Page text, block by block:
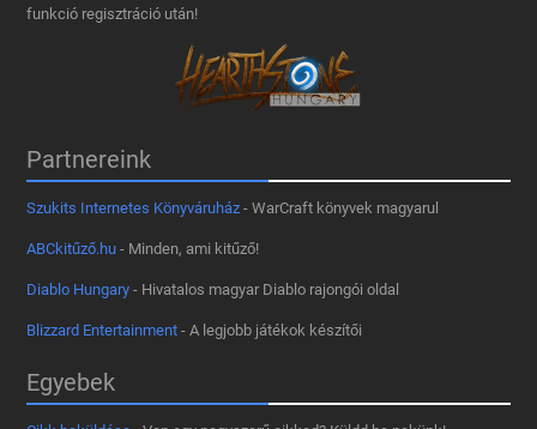
funkció regisztráció után!
Partnereink
Szukits Internetes Könyváruház - WarCraft könyvek magyarul
ABCkitűző.hu - Minden, ami kitűző!
Diablo Hungary - Hivatalos magyar Diablo rajongói oldal
Blizzard Entertainment - A legjobb játékok készítői
Egyebek